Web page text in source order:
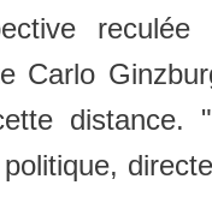
Carlo
distance.